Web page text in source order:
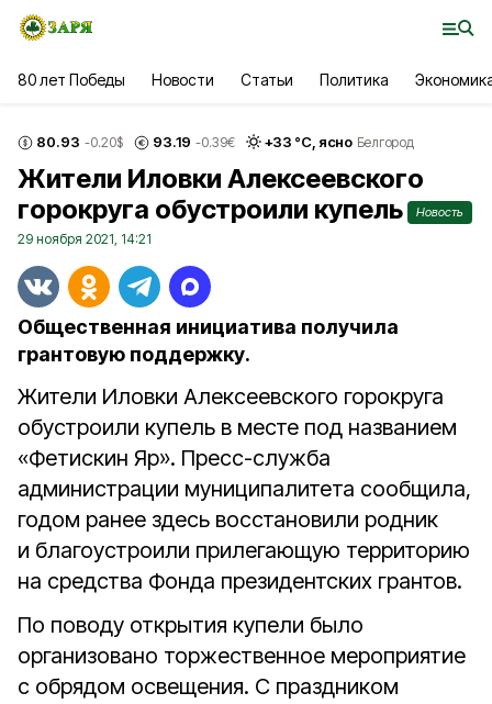
80 лет Победы Новости Статьи Политика
80.93 -0.20$ 93.19 -0.39€ +33 °С, ясно Белгород
Жители Иловки Алексеевского
горокруга обустроили купель
Новость
29 ноября 2021, 14:21
Общественная инициатива получила
грантовую поддержку.
Жители Иловки Алексеевского горокруга
обустроили купель в месте под названием
«Фетискин Яр». Пресс-служба
администрации муниципалитета сообщила,
годом ранее здесь восстановили родник
и благоустроили прилегающую территорию
на средства Фонда президентских грантов.
По поводу открытия купели было
организовано торжественное мероприятие
с обрядом освещения. С праздником